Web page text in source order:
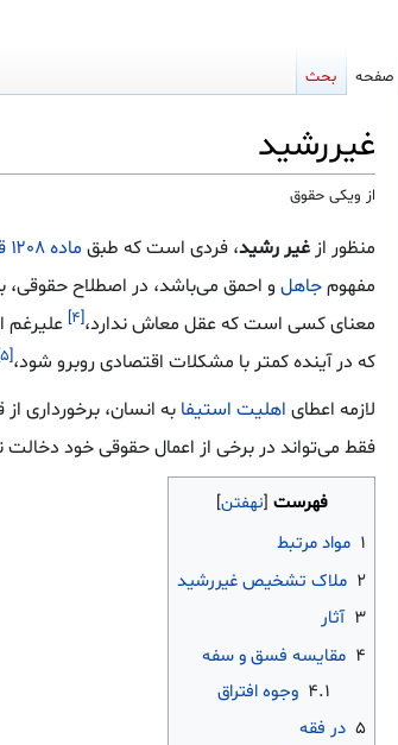
غیررشید
از ویکی حقوق
پرش
ناوبری
پرش
جستجو
منظور از غیر رشید، فردی است که طبق ماده ۱۲۰۸ قانون مدنی
مفهومجاهل و احمق می‌باشد، در اصطلاح
معنای کسی است که عقل معاش ندارد،[۴]
علیرغم
که در آینده کمتر با مشکلات اقتصادی روبرو شود،[۵]
لازمه اعطای اهلیت استیفا به انسان، برخورداری از
فقط می‌تواند در برخی از اعمال حقوقی خود
فهرست
۱ مواد مرتبط
۲ ملاک تشخیص غیررشید
۳ آثار
۴ مقایسه فسق و سفه
۴.۱ وجوه افتراق
۵ در فقه
صفحه بحث